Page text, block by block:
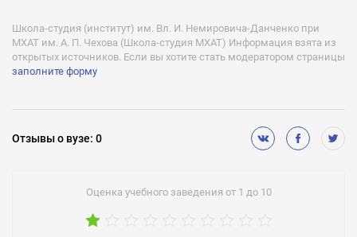
Негосударственное финансирование (платное обучение):
Есть
Есть
Подготовительное обучение:
Школа-студия (институт) им. Вл. И. Немировича-Данченко при
МХАТ им. А. П. Чехова (Школа-студия МХАТ) Информация взята из
открытых источников. Если вы хотите стать модератором страницы
заполните форму
Отзывыо вузе: 0
Оценка учебного заведения от 1 до 10